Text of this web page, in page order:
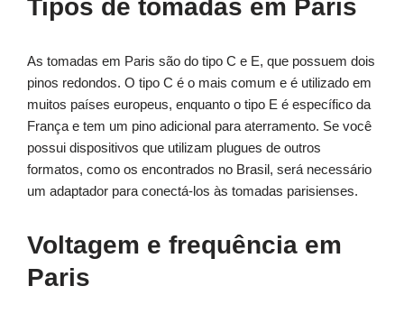
Tipos de tomadas em Paris
As tomadas em Paris são do tipo C e E, que possuem dois
pinos redondos. O tipo C é o mais comum e é utilizado em
muitos países europeus, enquanto o tipo E é específico da
França e tem um pino adicional para aterramento. Se você
possui dispositivos que utilizam plugues de outros
formatos, como os encontrados no Brasil, será necessário
um adaptador para conectá-los às tomadas parisienses.
Voltagem e frequência em
Paris